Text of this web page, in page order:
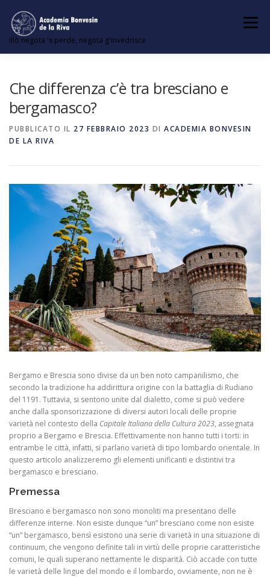
contenuto
illò negota 's perde, negota g'invedrisce
Menu
Che differenza c’è tra bresciano e
bergamasco?
PUBBLICATO IL 27 FEBBRAIO 2023 DI ACADEMIA BONVESIN
DE LA RIVA
Bergamo e Brescia sono divise da un ben noto campanilismo, che
secondo la tradizione ha addirittura origine con la battaglia di Rudiano
del 1191. Tuttavia, si sentono unite dal dialetto, come si può vedere
anche dalla sponsorizzazione di diversi autori locali delle proprie
varietà nel contesto della Capitale Italiana della Cultura 2023, assegnata
proprio a Bergamo e Brescia. Effettivamente non hanno tutti i torti: in
entrambe le città, infatti, si parlano varietà di tipo lombardo orientale. In
questo articolo analizzeremo gli elementi unificanti e distintivi tra
bergamasco e bresciano.
Premessa
Bresciano e bergamasco non sono monoliti ma presentano delle
differenze interne. Non esiste dunque “un” bresciano come non esiste
“un” bergamasco, bensì esistono una serie di varietà in una situazione di
continuum, che vengono definite tali in virtù delle proprie caratteristiche
comuni, le quali superano nettamente le disparità. Ciò accade con tutte
le varietà delle lingue del mondo e il lombardo, ovviamente, non ne è